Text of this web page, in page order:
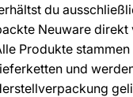
du
Neuware direkt
Produkte stammen
und